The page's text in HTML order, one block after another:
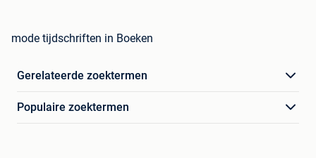
mode tijdschriften in Boeken
Gerelateerde zoektermen
Populaire zoektermen